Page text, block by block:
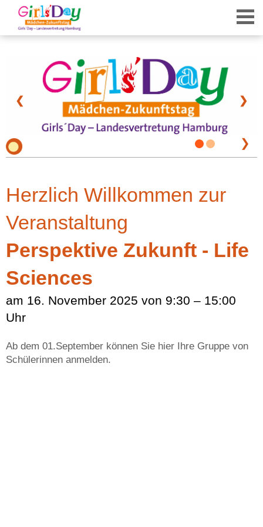
❯
❮ ❯
Herzlich Willkommen zur
Veranstaltung
Perspektive Zukunft - Life
Sciences
am 16. November 2025 von 9:30 – 15:00
Uhr
Ab dem 01.September können Sie hier Ihre Gruppe von
Schülerinnen anmelden.